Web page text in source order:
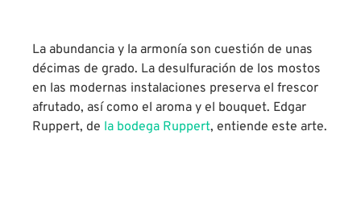
La abundancia y la armonía son cuestión de unas
décimas de grado. La desulfuración de los mostos
en las modernas instalaciones preserva el frescor
afrutado, así como el aroma y el bouquet. Edgar
Ruppert, de la bodega Ruppert, entiende este arte.